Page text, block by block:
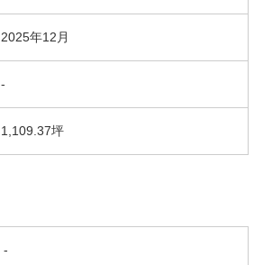
2025年12月
-
1,109.37坪
-